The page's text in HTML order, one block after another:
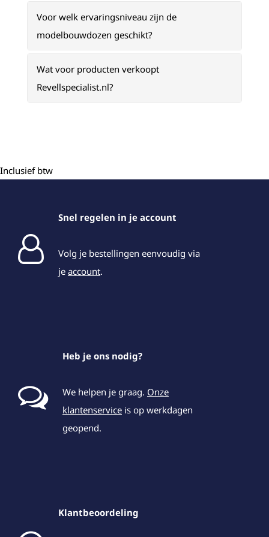
Voor welk ervaringsniveau zijn de
modelbouwdozen geschikt?
Wat voor producten verkoopt
Revellspecialist.nl?
Inclusief btw
Snel regelen in je account
Volg je bestellingen eenvoudig via
je account.
Heb je ons nodig?
We helpen je graag. Onze
klantenservice is op werkdagen
geopend.
Klantbeoordeling